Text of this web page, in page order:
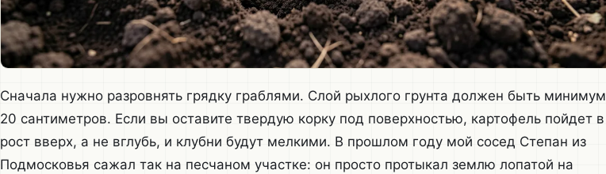
Сначала нужно разровнять грядку граблями. Слой рыхлого грунта должен быть минимум
20 сантиметров. Если вы оставите твердую корку под поверхностью, картофель пойдет в
рост вверх, а не вглубь, и клубни будут мелкими. В прошлом году мой сосед Степан из
Подмосковья сажал так на песчаном участке: он просто протыкал землю лопатой на